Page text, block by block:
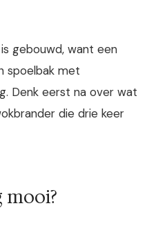
gebouwd, want een
spoelbak met
Denk eerst na over wat
die drie keer
mooi?